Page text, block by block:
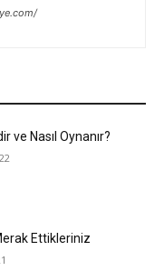
ve Nasıl Oynanır?
Ettikleriniz